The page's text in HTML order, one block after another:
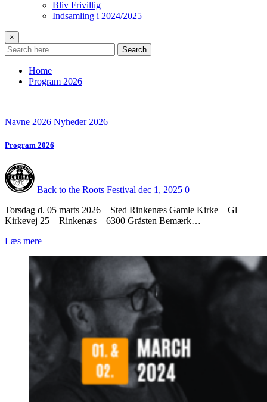
Bliv Frivillig
Indsamling i 2024/2025
×
Search
Home
Program 2026
Navne 2026 Nyheder 2026
Program 2026
Back to the Roots Festival dec 1, 2025 0
Torsdag d. 05 marts 2026 – Sted Rinkenæs Gamle Kirke – Gl
Kirkevej 25 – Rinkenæs – 6300 Gråsten Bemærk…
Læs mere